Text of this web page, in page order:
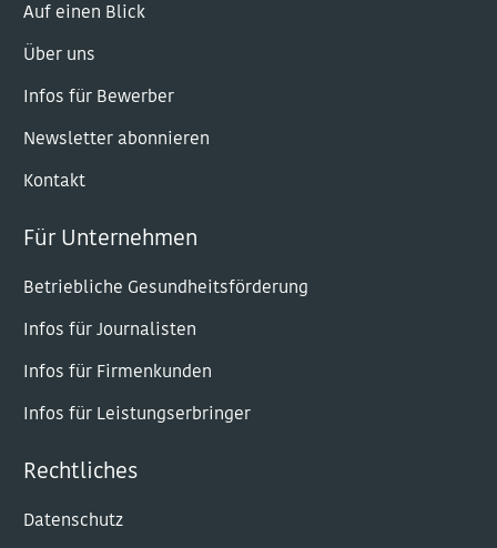
Auf einen Blick
Über uns
Infos für Bewerber
Newsletter abonnieren
Kontakt
Für Unternehmen
Betriebliche Gesundheitsförderung
Infos für Journalisten
Infos für Firmenkunden
Infos für Leistungserbringer
Rechtliches
Datenschutz